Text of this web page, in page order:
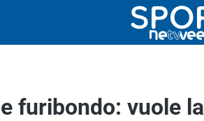
furibondo: vuole